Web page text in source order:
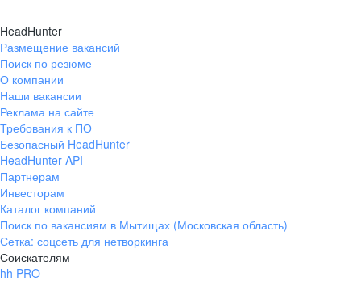
HeadHunter
Размещение вакансий
Поиск по резюме
О компании
Наши вакансии
Реклама на сайте
Требования к ПО
Безопасный HeadHunter
HeadHunter API
Партнерам
Инвесторам
Каталог компаний
Поиск по вакансиям в Мытищах (Московская область)
Сетка: соцсеть для нетворкинга
Соискателям
hh PRO